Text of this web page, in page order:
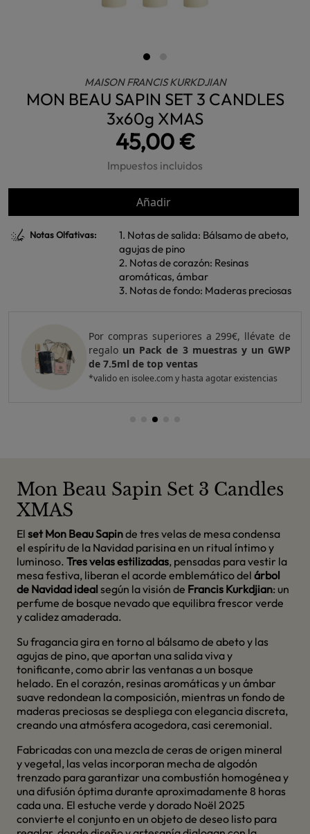
MAISON FRANCIS KURKDJIAN
MON BEAU SAPIN SET 3 CANDLES
3x60g XMAS
45,00 €
Impuestos incluidos
Añadir
Notas Olfativas:
1. Notas de salida: Bálsamo de abeto,
agujas de pino
2. Notas de corazón: Resinas
aromáticas, ámbar
3. Notas de fondo: Maderas preciosas
Por compras superiores a 299€, llévate de
regalo un Pack de 3 muestras y un GWP
de 7.5ml de top ventas
*valido en isolee.com y hasta agotar existencias
Mon Beau Sapin Set 3 Candles
XMAS
El set Mon Beau Sapinde tres velas de mesa condensa
el espíritu de la Navidad parisina en un ritual íntimo y
luminoso. Tres velas estilizadas, pensadas para vestir la
mesa festiva, liberan el acorde emblemático del árbol
de Navidad ideal según la visión de Francis Kurkdjian: un
perfume de bosque nevado que equilibra frescor verde
y calidez amaderada.
Su fragancia gira en torno al bálsamo de abeto y las
agujas de pino, que aportan una salida viva y
tonificante, como abrir las ventanas a un bosque
helado. En el corazón, resinas aromáticas y un ámbar
suave redondean la composición, mientras un fondo de
maderas preciosas se despliega con elegancia discreta,
creando una atmósfera acogedora, casi ceremonial.
Fabricadas con una mezcla de ceras de origen mineral
y vegetal, las velas incorporan mecha de algodón
trenzado para garantizar una combustión homogénea y
una difusión óptima durante aproximadamente 8 horas
cada una. El estuche verde y dorado Noël 2025
convierte el conjunto en un objeto de deseo listo para